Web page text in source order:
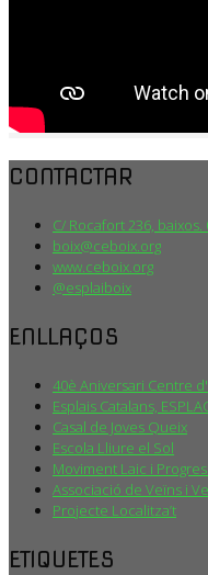
CONTACTAR
C/ Rocafort 236,
boix@ceboix.org
www.ceboix.org
@esplaiboix
ENLLAÇOS
40è Aniversari Centre
Esplais Catalans,
Casal de Joves Queix
Escola Lliure el Sol
Moviment Laic i
Associació de Veïns i
Projecte Localitza’t
ETIQUETES